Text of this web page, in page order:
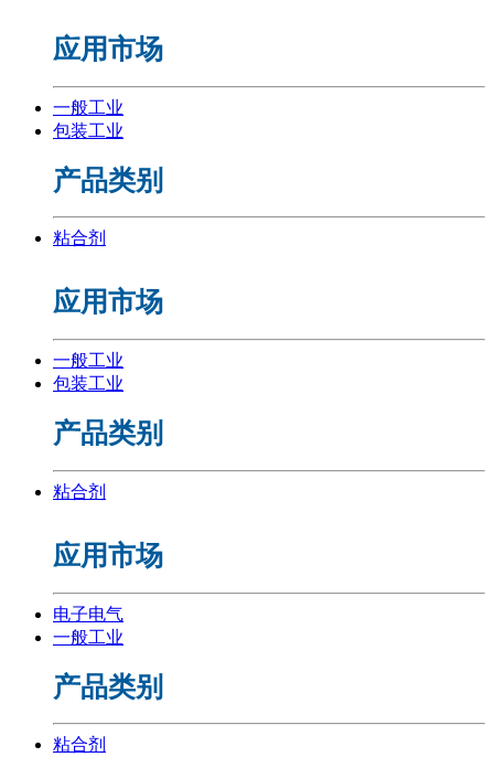
应用市场
一般工业
包装工业
产品类别
粘合剂
应用市场
一般工业
包装工业
产品类别
粘合剂
应用市场
电子电气
一般工业
产品类别
粘合剂